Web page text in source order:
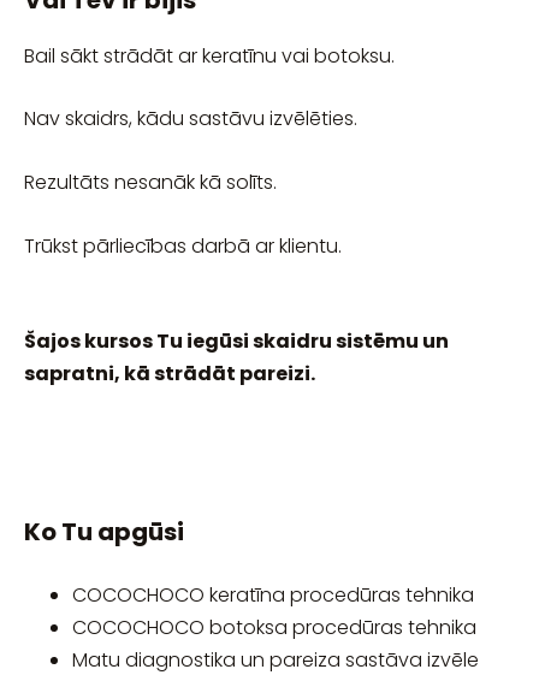
Bail sākt strādāt ar keratīnu vai botoksu.
Nav skaidrs, kādu sastāvu izvēlēties.
Rezultāts nesanāk kā solīts.
Trūkst pārliecības darbā ar klientu.
Šajos kursos Tu iegūsi skaidru sistēmu un
sapratni, kā strādāt pareizi.
Ko Tu apgūsi
COCOCHOCO keratīna procedūras tehnika
COCOCHOCO botoksa procedūras tehnika
Matu diagnostika un pareiza sastāva izvēle